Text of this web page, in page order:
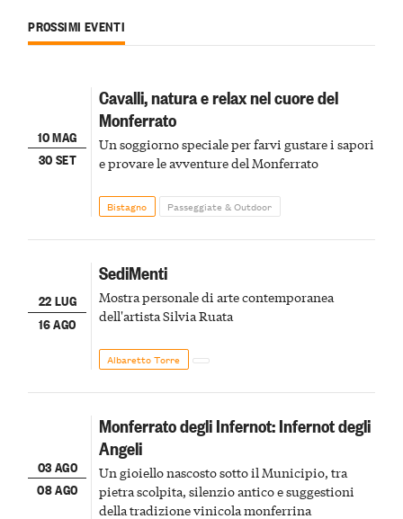
PROSSIMI EVENTI
10 MAG
30 SET
Cavalli, natura e relax nel cuore del
Monferrato
Un soggiorno speciale per farvi gustare i sapori
e provare le avventure del Monferrato
Bistagno Passeggiate & Outdoor
22 LUG
16 AGO
SediMenti
Mostra personale di arte contemporanea
dell'artista Silvia Ruata
Albaretto Torre
03 AGO
08 AGO
Monferrato degli Infernot: Infernot degli
Angeli
Un gioiello nascosto sotto il Municipio, tra
pietra scolpita, silenzio antico e suggestioni
della tradizione vinicola monferrina